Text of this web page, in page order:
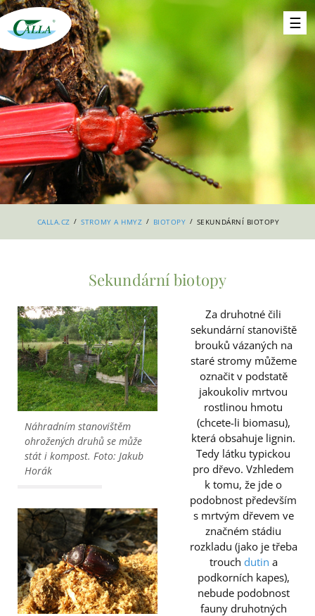
CALLA.CZ / STROMY A HMYZ / BIOTOPY / SEKUNDÁRNÍ BIOTOPY
Sekundární biotopy
Náhradním stanovištěm
ohrožených druhů se může
stát i kompost. Foto: Jakub
Horák
Za druhotné čili
sekundární stanoviště
brouků vázaných na
staré stromy můžeme
označit v podstatě
jakoukoliv mrtvou
rostlinou hmotu
(chcete-li biomasu),
která obsahuje lignin.
Tedy látku typickou
pro dřevo. Vzhledem
k tomu, že jde o
podobnost především
s mrtvým dřevem ve
značném stádiu
rozkladu (jako je třeba
trouch dutin a
podkorních kapes),
nebude podobnost
fauny druhotných